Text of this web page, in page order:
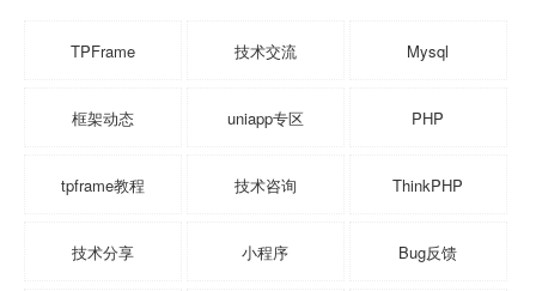
TPFrame 技术交流 Mysql
框架动态 uniapp专区 PHP
tpframe教程 技术咨询 ThinkPHP
技术分享 小程序 Bug反馈